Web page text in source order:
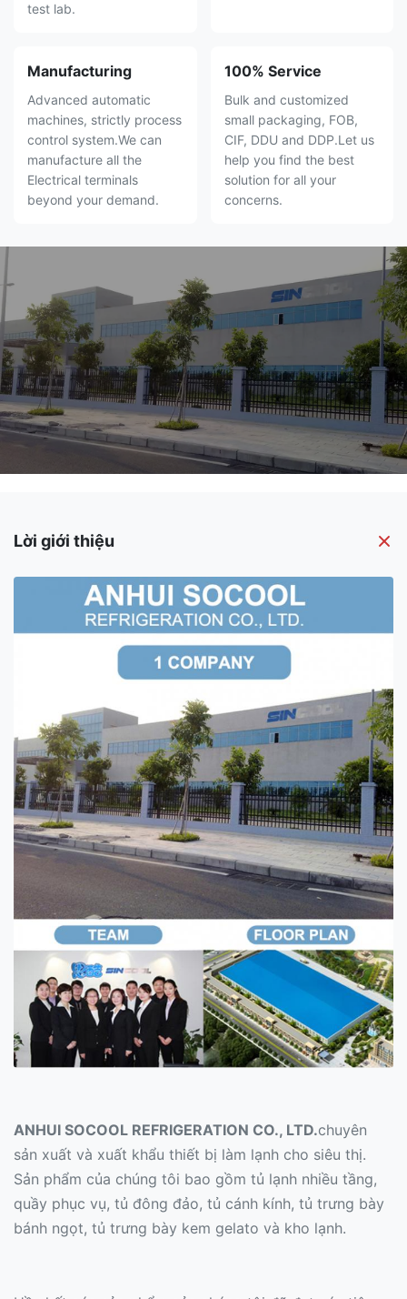
test lab.
Manufacturing
Advanced automatic
machines, strictly process
control system.We can
manufacture all the
Electrical terminals
beyond your demand.
100% Service
Bulk and customized
small packaging, FOB,
CIF, DDU and DDP.Let us
help you find the best
solution for all your
concerns.
Lời giới thiệu
ANHUI SOCOOL REFRIGERATION CO., LTD.chuyên
sản xuất và xuất khẩu thiết bị làm lạnh cho siêu thị.
Sản phẩm của chúng tôi bao gồm tủ lạnh nhiều tầng,
quầy phục vụ, tủ đông đảo, tủ cánh kính, tủ trưng bày
bánh ngọt, tủ trưng bày kem gelato và kho lạnh.